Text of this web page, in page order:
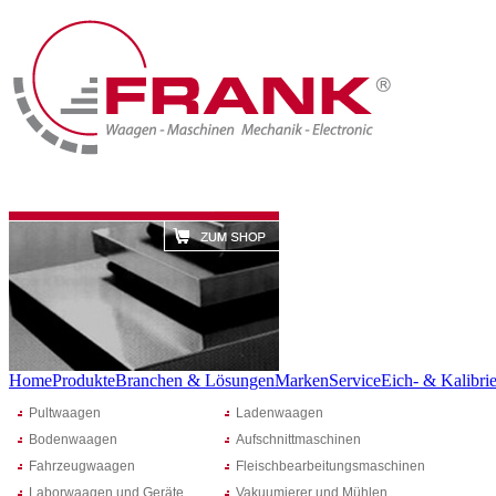
HomeProdukteBranchen & LösungenMarkenServiceEich- &
Pultwaagen
Bodenwaagen
Fahrzeugwaagen
Laborwaagen und Geräte
Ladenwaagen
Aufschnittmaschinen
Fleischbearbeitungsmaschinen
Vakuumierer und Mühlen